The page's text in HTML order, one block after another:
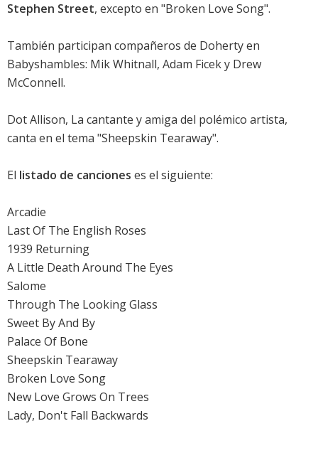
Stephen Street, excepto en "Broken Love Song".
También participan compañeros de Doherty en
Babyshambles: Mik Whitnall, Adam Ficek y Drew
McConnell.
Dot Allison, La cantante y amiga del polémico artista,
canta en el tema "Sheepskin Tearaway".
El listado de canciones es el siguiente:
Arcadie
Last Of The English Roses
1939 Returning
A Little Death Around The Eyes
Salome
Through The Looking Glass
Sweet By And By
Palace Of Bone
Sheepskin Tearaway
Broken Love Song
New Love Grows On Trees
Lady, Don't Fall Backwards